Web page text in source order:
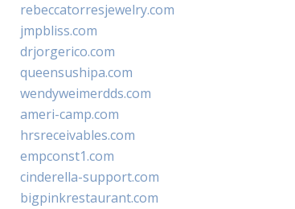
rebeccatorresjewelry.com
jmpbliss.com
drjorgerico.com
queensushipa.com
wendyweimerdds.com
ameri-camp.com
hrsreceivables.com
empconst1.com
cinderella-support.com
bigpinkrestaurant.com